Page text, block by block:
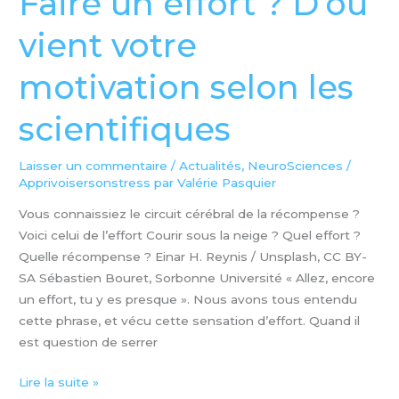
vient votre
motivation selon les
scientifiques
Laisser un commentaire /Actualités, NeuroSciences /
Apprivoisersonstress par Valérie Pasquier
Vous connaissiez le circuit cérébral de la récompense ?
Voici celui de l’effort Courir sous la neige ? Quel effort ?
Quelle récompense ? Einar H. Reynis / Unsplash, CC BY-
SA Sébastien Bouret, Sorbonne Université « Allez, encore
un effort, tu y es presque ». Nous avons tous entendu
cette phrase, et vécu cette sensation d’effort. Quand il
est question de serrer
un
effort
?
D’où
vient
votre
motivation
selon
les
scientifiques
Lire la suite »